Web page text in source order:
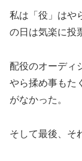
私は「役」はや
の日は気楽に投
配役のオーディ
やら揉め事もた
がなかった。
そして最後、そ